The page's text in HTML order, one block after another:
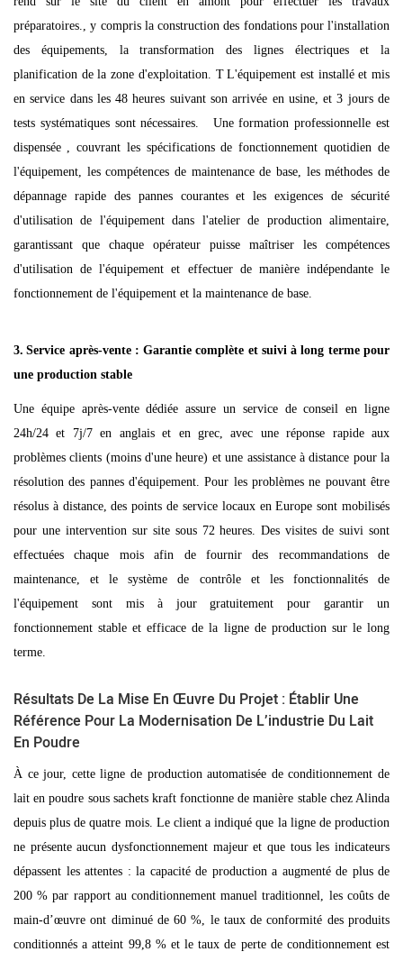
préparatoires.
,y compris la construction des fondations pour l'installation
des équipements, la transformation des lignes électriques et la
planification de la zone d'exploitation . T L'équipement est installé et mis
en service dans les 48 heures suivant son arrivée en usine, et 3 jours de
tests systématiques sont nécessaires.
Une formation professionnelle est
dispensée
, couvrant les spécifications de fonctionnement quotidien de
l'équipement, les compétences de maintenance de base, les méthodes de
dépannage rapide des pannes courantes et les exigences de sécurité
d'utilisation de l'équipement dans l'atelier de production alimentaire,
garantissant que chaque opérateur puisse maîtriser les compétences
d'utilisation de l'équipement et effectuer de manière indépendante le
fonctionnement de l'équipement et la maintenance de base.
3. Service après-vente : Garantie complète et suivi à long terme pour
une production stable
Une équipe après-vente dédiée assure un service de conseil en ligne
24h/24 et 7j/7 en anglais et en grec, avec une réponse rapide aux
problèmes clients (moins d'une heure) et une assistance à distance pour la
résolution des pannes d'équipement. Pour les problèmes ne pouvant être
résolus à distance, des points de service locaux en Europe sont mobilisés
pour une intervention sur site sous 72 heures. Des visites de suivi sont
effectuées chaque mois afin de fournir des recommandations de
maintenance, et le système de contrôle et les fonctionnalités de
l'équipement sont mis à jour gratuitement pour garantir un
fonctionnement stable et efficace de la ligne de production sur le long
terme.
Résultats De La Mise En Œuvre Du Projet : Établir Une
Référence Pour La Modernisation De L’industrie Du Lait
En Poudre
À ce jour, cette ligne de production automatisée de conditionnement de
lait en poudre sous sachets kraft fonctionne de manière stable chez Alinda
depuis plus de quatre mois. Le client a indiqué que la ligne de production
ne présente aucun dysfonctionnement majeur et que tous les indicateurs
dépassent les attentes : la capacité de production a augmenté de plus de
200 % par rapport au conditionnement manuel traditionnel, les coûts de
main-d’œuvre ont diminué de 60 %, le taux de conformité des produits
conditionnés a atteint 99,8 % et le taux de perte de conditionnement est